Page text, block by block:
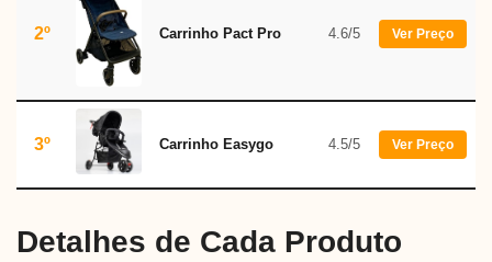
2º Carrinho Pact Pro 4.6/5 Ver Preço
3º Carrinho Easygo 4.5/5 Ver Preço
Detalhes de Cada Produto